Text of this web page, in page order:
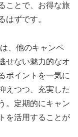
ことで、お得な旅
はずです。
、他のキャンペ
せない魅力的なオ
ポイントを一気に
えつつ、充実した
。定期的にキャン
を活用することが